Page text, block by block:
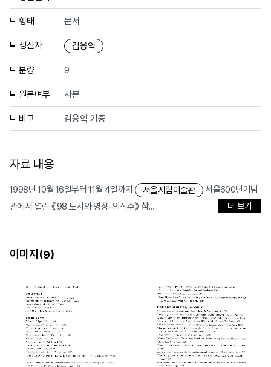
형태 문서
생산자 김용익
분량 9
원본여부 사본
비고 김용익 기증
자료 내용
1998년 10월 16일부터 11월 4일까지 서울시립미술관
서울600년기념
관에서 열린 《'98 도시와 영상-의식주》 참...
더 보기
이미지(9)